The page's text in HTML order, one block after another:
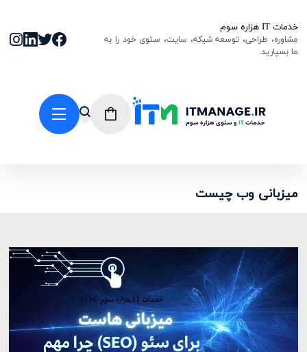
خدمات IT هزاره سوم
مشاوره، طراحی، توسعه شبکه، سایت، سئوی خود را به
ما بسپارید.
میزبانی وب چیست